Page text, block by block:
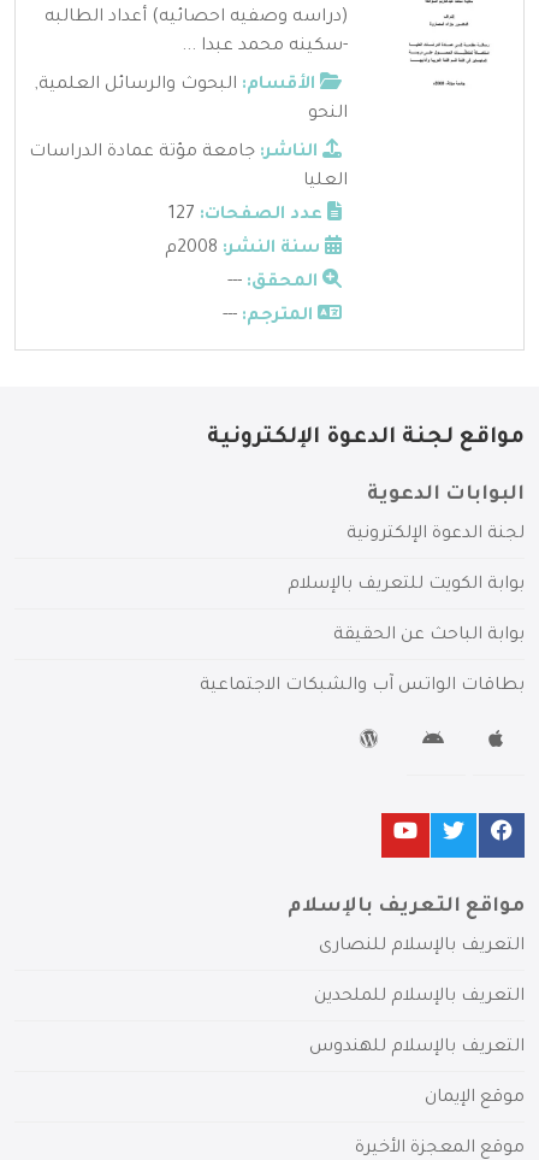
(دراسه وصفيه احصائيه) أعداد الطالبه
-سكينه محمد عبدا ...
الأقسام: البحوث والرسائل العلمية,
النحو
الناشر: جامعة مؤتة عمادة الدراسات
العليا
عدد الصفحات:
سنة النشر:
المحقق: ---
المترجم: ---
مواقع لجنة الدعوة الإلكترونية
البوابات الدعوية
لجنة الدعوة الإلكترونية
بوابة الكويت للتعريف بالإسلام
بوابة الباحث عن الحقيقة
بطاقات الواتس آب والشبكات الاجتماعية
مواقع التعريف بالإسلام
التعريف بالإسلام للنصارى
التعريف بالإسلام للملحدين
التعريف بالإسلام للهندوس
موقع الإيمان
موقع المعجزة الأخيرة